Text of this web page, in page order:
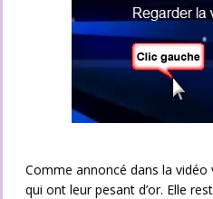
Comme annoncé dans la vidéo
qui ont leur pesant d’or. Elle